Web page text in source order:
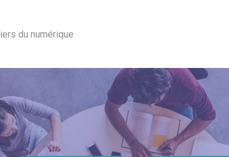
du numérique